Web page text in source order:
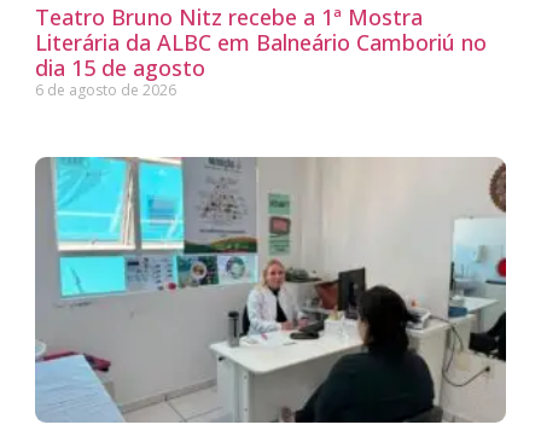
Teatro Bruno Nitz recebe a 1ª Mostra
Literária da ALBC em Balneário Camboriú no
dia 15 de agosto
6 de agosto de 2026